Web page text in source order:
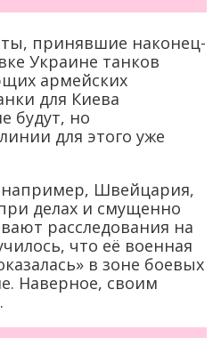
принявшие наконец-
Украине танков
армейских
для Киева
будут, но
для этого уже
Швейцария,
делах и смущенно
расследования на
что её военная
в зоне боевых
Наверное, своим